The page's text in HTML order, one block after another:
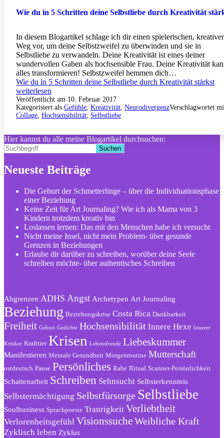
Wie du in 5 Schritten deine Selbstliebe durch Kreativität
In diesem Blogartikel schlage ich dir einen spielerischen,
Weg vor, um deine Selbstzweifel zu überwinden und sie in
Selbstliebe zu verwandeln. Deine Kreativität ist eines deiner
wundervollen Gaben als hochsensible Frau. Deine Kreativität
alles transformieren! Selbstzweifel hemmen dich…
Wie du in 5 Schritten deine Selbstliebe durch Kreativität stärkst
weiterlesen
Veröffentlicht am 10. Februar 2017
Kategorisiert als Gefühle, Kreativität, NeurodivergenzVerschlagwortet
Collage, Hochsensibilität, Selbstliebe
Hier kannst du alle meine Blogartikel durchsuchen:
Suchen
Neueste Beiträge
Die Geburt der Schmetterlinge – über die Individuationsphase
einer Beziehung
Keine Zeit für Art Journaling? Wie ich als Mama von 3
Kindern trotzdem kreativ bin
Loslassen lernen: Das mit den Menschen habe ich versucht
Nicht meine Insel, nicht mein Problem- über gesunde
Grenzen in Beziehungen
Erlaube dir darüber zu schreiben, worüber deine Seele
schreiben möchte- über authentisches Schreiben
Abgrenzen ADHS Angst Archetypen Art Journaling
Beziehung Beziehungskrise Costa Rica Dankbarkeit
Freiheit Geburt Gedichte Hochsensibilität Innere Hexe Innerer
Kritiker Krafttier Krisen Lebensfreude Liebeskummer
Manifestieren Mentale Gesundheit Morgenroutine Mutterschaft
ostdeutsch Pause Persönliches Rabe Ritual Scanner-Persönlichkeit
Schattenarbeit Schreiben Sehnsucht Selbsterkenntnis
Selbstermächtigung Selbstfürsorge Selbstliebe
Soulbusiness Sprachpoesie Traurigkeit Verliebtheit
Verlorenheitsgefühl VisionssucheWeibliche Kraft
Zyklisch leben Zyklus